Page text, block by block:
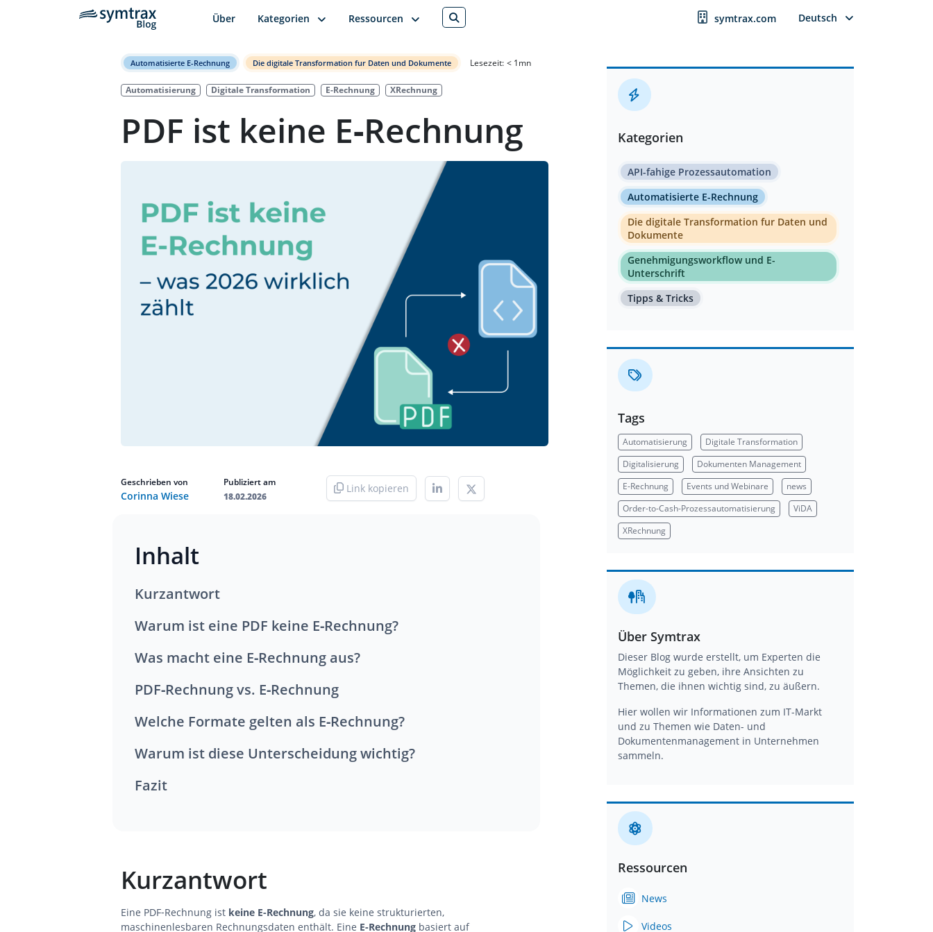
Über Kategorien Ressourcen symtrax.com Deutsch
Automatisierte E-Rechnung Die digitale Transformation fur Daten und Dokumente Lesezeit: < 1mn
Automatisierung Digitale Transformation E-Rechnung XRechnung
PDF ist keine E‑Rechnung
Geschrieben von
Corinna Wiese
Publiziert am
18.02.2026
Link kopieren
Inhalt
Kurzantwort
Warum ist eine PDF keine E‑Rechnung?
Was macht eine E‑Rechnung aus?
PDF‑Rechnung vs. E‑Rechnung
Welche Formate gelten als E‑Rechnung?
Warum ist diese Unterscheidung wichtig?
Fazit
Kurzantwort
Eine PDF‑Rechnung ist keine E‑Rechnung, da sie keine strukturierten,
maschinenlesbaren Rechnungsdaten enthält. Eine E‑Rechnung basiert auf
Kategorien
API-fahige Prozessautomation
Automatisierte E-Rechnung
Die digitale Transformation fur Daten und
Dokumente
Genehmigungsworkflow und E-
Unterschrift
Tipps & Tricks
Tags
Automatisierung
Digitale Transformation
Digitalisierung
Dokumenten Management
E-Rechnung
Events und Webinare
news
Order-to-Cash-Prozessautomatisierung
ViDA
XRechnung
Über Symtrax
Dieser Blog wurde erstellt, um Experten die
Möglichkeit zu geben, ihre Ansichten zu
Themen, die ihnen wichtig sind, zu äußern.
Hier wollen wir Informationen zum IT-Markt
und zu Themen wie Daten- und
Dokumentenmanagement in Unternehmen
sammeln.
Ressourcen
News
Videos